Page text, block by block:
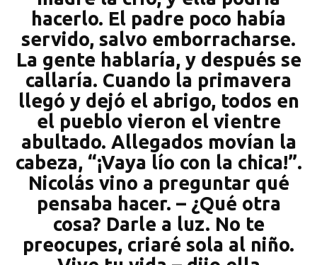
hacerlo. El padre poco había
servido, salvo emborracharse.
La gente hablaría, y después se
callaría. Cuando la primavera
llegó y dejó el abrigo, todos en
el pueblo vieron el vientre
abultado. Allegados movían la
cabeza, “¡Vaya lío con la chica!”.
Nicolás vino a preguntar qué
pensaba hacer. – ¿Qué otra
cosa? Darle a luz. No te
preocupes, criaré sola al niño.